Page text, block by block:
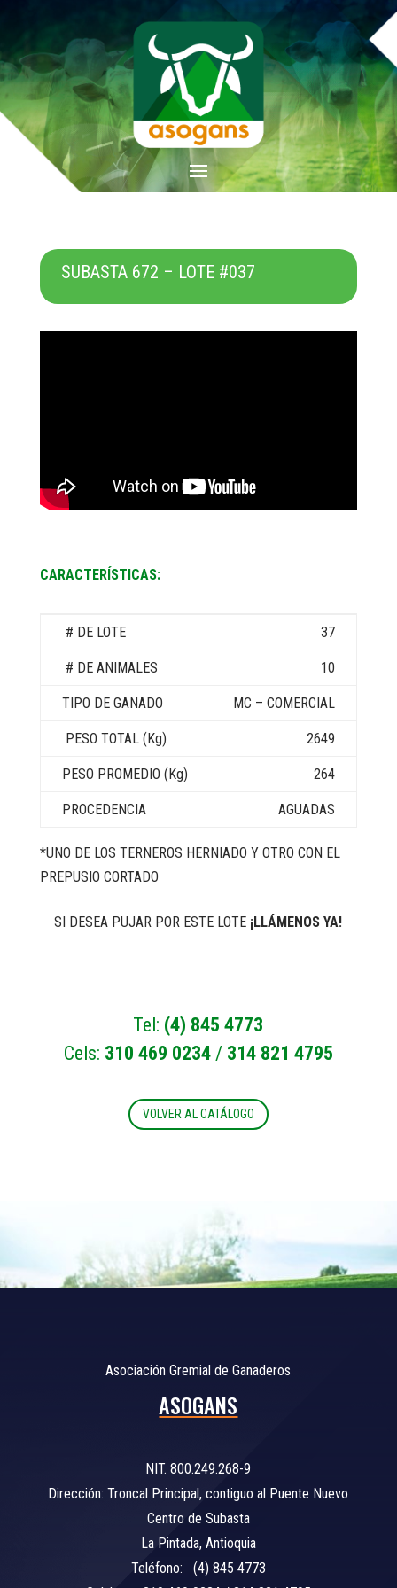
SUBASTA 672 – LOTE #037
CARACTERÍSTICAS:
37
10
MC – COMERCIAL
2649
264
AGUADAS
*UNO DE LOS TERNEROS HERNIADO Y OTRO CON EL
PREPUSIO CORTADO
SI DESEA PUJAR POR ESTE LOTE ¡LLÁMENOS YA!
Tel: (4) 845 4773
Cels: 310 469 0234/ 314 821 4795
VOLVER AL CATÁLOGO
Asociación Gremial de Ganaderos
ASOGANS
NIT. 800.249.268-9
Dirección: Troncal Principal, contiguo al Puente Nuevo
Centro de Subasta
La Pintada, Antioquia
Teléfono: (4) 845 4773